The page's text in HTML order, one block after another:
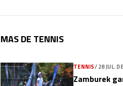
MAS DE TENNIS
TENNIS/28 JUL.
Zamburek